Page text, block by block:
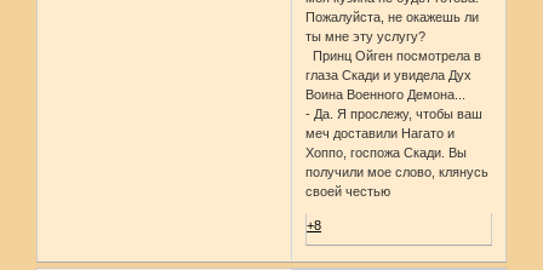
Пожалуйста, не окажешь ли
ты мне эту услугу?
Принц Ойген посмотрела в
глаза Скади и увидела Дух
Воина Военного Демона...
- Да. Я прослежу, чтобы ваш
меч доставили Нагато и
Хоппо, госпожа Скади. Вы
получили мое слово, клянусь
своей честью
+8